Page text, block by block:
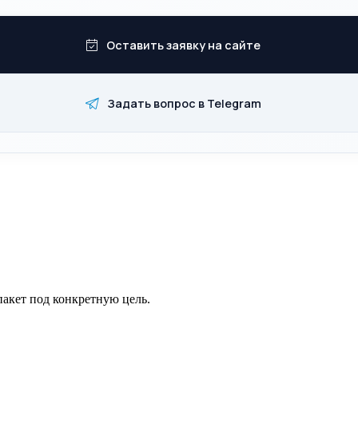
Оставить заявку на сайте
Задать вопрос в Telegram
под конкретную цель.